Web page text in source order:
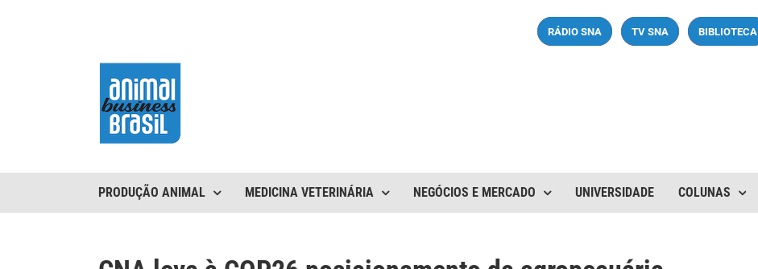
RÁDIO SNA TV SNA BIBLIOTECA
PRODUÇÃO ANIMAL MEDICINA VETERINÁRIA NEGÓCIOS E MERCADO UNIVERSIDADE COLUNAS